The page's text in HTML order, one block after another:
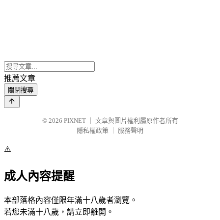
推薦文章
關閉搜尋
© 2026 PIXNET
文章與圖片權利屬原作者所有
隱私權政策
服務聲明
⚠️
成人內容提醒
本部落格內容僅限年滿十八歲者瀏覽。
若您未滿十八歲，請立即離開。